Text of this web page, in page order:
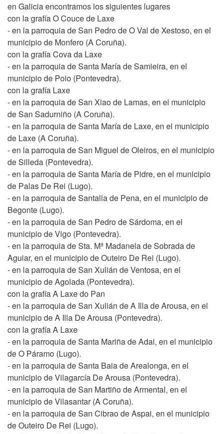
en Galicia encontramos los siguientes lugares
con la grafía O Couce de Laxe
- en la parroquia de San Pedro de O Val de Xestoso, en el
municipio de Monfero (A Coruña).
con la grafía Cova da Laxe
- en la parroquia de Santa María de Samieira, en el
municipio de Poio (Pontevedra).
con la grafía Laxe
- en la parroquia de San Xiao de Lamas, en el municipio
de San Sadurniño (A Coruña).
- en la parroquia de Santa María de Laxe, en el municipio
de Laxe (A Coruña).
- en la parroquia de San Miguel de Oleiros, en el municipio
de Silleda (Pontevedra).
- en la parroquia de Santa María de Pidre, en el municipio
de Palas De Rei (Lugo).
- en la parroquia de Santalla de Pena, en el municipio de
Begonte (Lugo).
- en la parroquia de San Pedro de Sárdoma, en el
municipio de Vigo (Pontevedra).
- en la parroquia de Sta. Mª Madanela de Sobrada de
Aguiar, en el municipio de Outeiro De Rei (Lugo).
- en la parroquia de San Xulián de Ventosa, en el
municipio de Agolada (Pontevedra).
con la grafía A Laxe do Pan
- en la parroquia de San Xulián de A Illa de Arousa, en el
municipio de A Illa De Arousa (Pontevedra).
con la grafía A Laxe
- en la parroquia de Santa Mariña de Adai, en el municipio
de O Páramo (Lugo).
- en la parroquia de Santa Baia de Arealonga, en el
municipio de Vilagarcía De Arousa (Pontevedra).
- en la parroquia de San Martiño de Armental, en el
municipio de Vilasantar (A Coruña).
- en la parroquia de San Cibrao de Aspai, en el municipio
de Outeiro De Rei (Lugo).